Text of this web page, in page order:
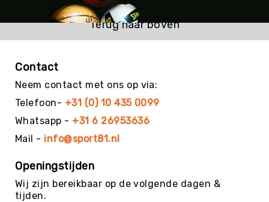
Kin-
Ball
Omnikin®
Korfbal
Knotshockey
Lacrosse
Mountainbiken
(MTB)
Oriëntatie
Padel
Terug naar boven
Contact
Neem contact met ons op via:
Telefoon- +31 (0) 10 435 0099
Whatsapp - +31 6 26953636
Mail - info@sport81.nl
Openingstijden
Wij zijn bereikbaar op de volgende dagen &
tijden.